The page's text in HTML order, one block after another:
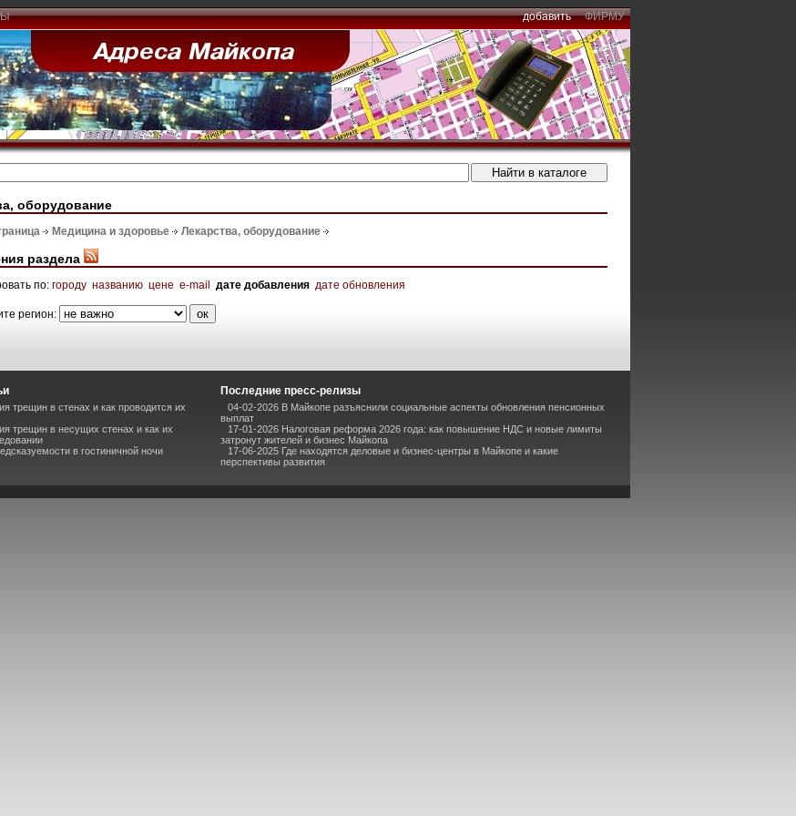
добавить ФИРМУ
оборудование
Медицина и здоровье Лекарства, оборудование
раздела
по: городу названию цене e-mail дате добавления дате обновления
регион:
трещин в стенах и как проводится их
трещин в несущих стенах и как их
в гостиничной ночи
Последние пресс-релизы
04-02-2026 В Майкопе разъяснили социальные аспекты обновления пенсионных
выплат
17-01-2026 Налоговая реформа 2026 года: как повышение НДС и новые лимиты
затронут жителей и бизнес Майкопа
17-06-2025 Где находятся деловые и бизнес-центры в Майкопе и какие
перспективы развития